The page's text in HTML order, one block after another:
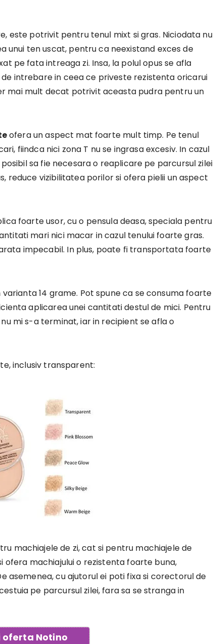
este potrivit pentru tenul mixt si gras. Niciodata nu
unui ten uscat, pentru ca neexistand exces de
pe fata intreaga zi. Insa, la polul opus se afla
intrebare in ceea ce priveste rezistenta oricarui
mai mult decat potrivit aceasta pudra pentru un
ofera un aspect mat foarte mult timp. Pe tenul
fiindca nici zona T nu se ingrasa excesiv. In cazul
sa fie necesara o reaplicare pe parcursul zilei
reduce vizibilitatea porilor si ofera pielii un aspect
foarte usor, cu o pensula deasa, speciala pentru
mari nici macar in cazul tenului foarte gras.
impecabil. In plus, poate fi transportata foarte
14 grame. Pot spune ca se consuma foarte
aplicarea unei cantitati destul de mici. Pentru
mi s-a terminat, iar in recipient se afla o
inclusiv transparent:
machiajele de zi, cat si pentru machiajele de
machiajului o rezistenta foarte buna,
asemenea, cu ajutorul ei poti fixa si corectorul de
pe parcursul zilei, fara sa se stranga in
oferta Notino